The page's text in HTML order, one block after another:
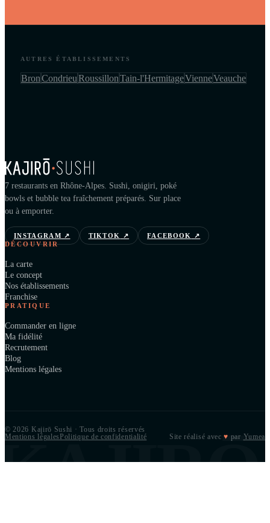
AUTRES ÉTABLISSEMENTS
BronCondrieuRoussillonTain-l'HermitageVienneVeauche
7 restaurants en Rhône-Alpes. Sushi, onigiri, poké
bowls et bubble tea fraîchement préparés. Sur place
ou à emporter.
INSTAGRAM ↗ TIKTOK ↗ FACEBOOK
↗
DÉCOUVRIR
La carte
Le concept
Nos établissements
Franchise
PRATIQUE
Commander en ligne
Ma fidélité
Recrutement
Blog
Mentions légales
© 2026 Kajirō Sushi · Tous droits réservés
Mentions légalesPolitique de confidentialité Site réalisé avec ♥ par Yumea